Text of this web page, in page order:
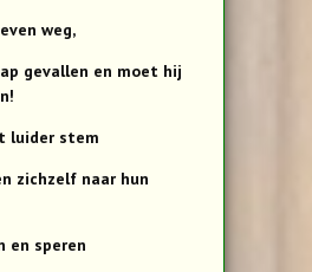
weg,
gevallen en moet hij
luider stem
zichzelf naar hun
en speren